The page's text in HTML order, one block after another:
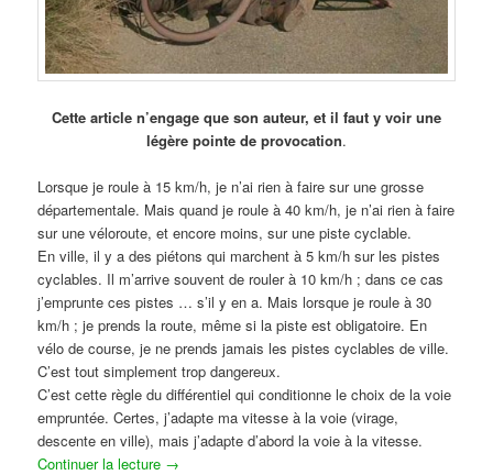
Cette article n’engage que son auteur, et il faut y voir une
légère pointe de provocation.
Lorsque je roule à 15 km/h, je n’ai rien à faire sur une grosse
départementale. Mais quand je roule à 40 km/h, je n’ai rien à faire
sur une véloroute, et encore moins, sur une piste cyclable.
En ville, il y a des piétons qui marchent à 5 km/h sur les pistes
cyclables. Il m’arrive souvent de rouler à 10 km/h ; dans ce cas
j’emprunte ces pistes … s’il y en a. Mais lorsque je roule à 30
km/h ; je prends la route, même si la piste est obligatoire. En
vélo de course, je ne prends jamais les pistes cyclables de ville.
C’est tout simplement trop dangereux.
C’est cette règle du différentiel qui conditionne le choix de la voie
empruntée. Certes, j’adapte ma vitesse à la voie (virage,
descente en ville), mais j’adapte d’abord la voie à la vitesse.
Continuer la lecture →